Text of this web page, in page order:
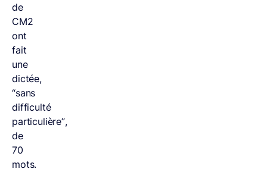
de
CM2
ont
fait
une
dictée,
“sans
difficulté
particulière”,
de
70
mots.